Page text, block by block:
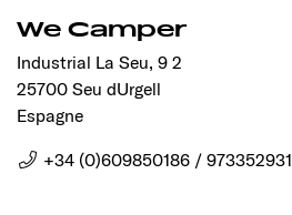
We Camper
Industrial La Seu, 9 2
25700 Seu dUrgell
Espagne
+34 (0)609850186 / 973352931